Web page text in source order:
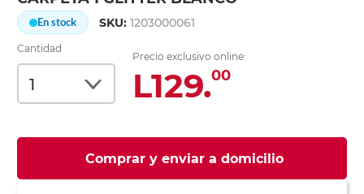
En stock SKU:1203000061
Cantidad
Precio exclusivo online:
L129.00
Comprar y enviar a domicilio